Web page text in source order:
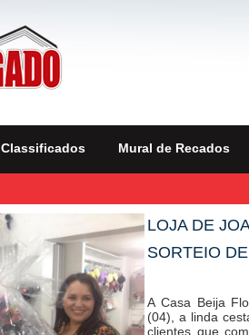
Classificados Mural de Recados
LOJA DE
SORTEIO
A Casa Beija
(04), a linda
clientes que